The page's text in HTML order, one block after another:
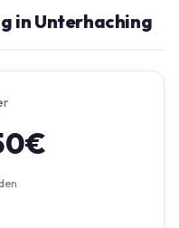
in Unterhaching